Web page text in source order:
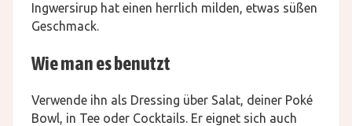
Ingwersirup hat einen herrlich milden, etwas süßen
Geschmack.
Wie man es benutzt
Verwende ihn als Dressing über Salat, deiner Poké
Bowl, in Tee oder Cocktails. Er eignet sich auch